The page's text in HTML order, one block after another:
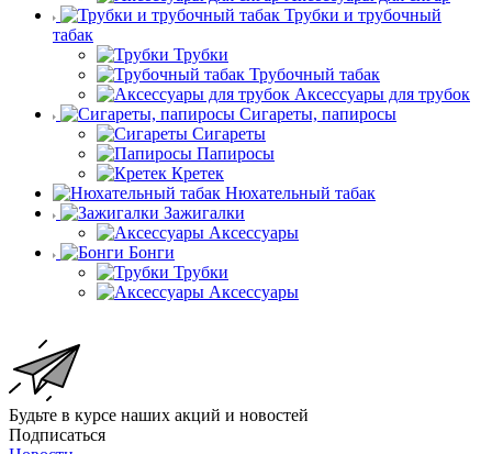
Трубки и трубочный
табак
Трубки
Трубочный табак
Аксессуары для трубок
Сигареты, папиросы
Сигареты
Папиросы
Кретек
Нюхательный табак
Зажигалки
Аксессуары
Бонги
Трубки
Аксессуары
Будьте в курсе наших акций и новостей
Подписаться